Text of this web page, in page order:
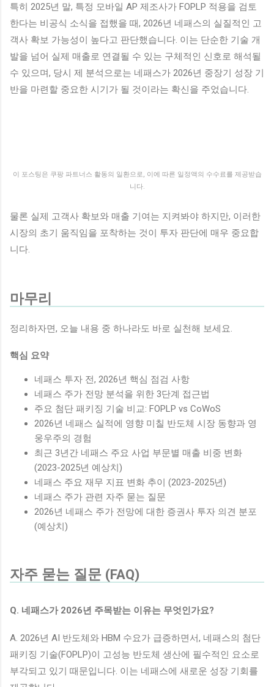
특히 2025년 말, 특정 모바일 AP 제조사가 FOPLP 적용을 검토
한다는 비공식 소식을 접했을 때, 2026년 네패스의 실질적인 고
객사 확보 가능성이 높다고 판단했습니다. 이는 단순한 기술 개
발을 넘어 실제 매출로 연결될 수 있는 구체적인 신호로 해석될
수 있으며, 당시 제 분석으로는 네패스가 2026년 중장기 성장 기
반을 마련할 중요한 시기가 될 것이라는 확신을 주었습니다.
이 포스팅은 쿠팡 파트너스 활동의 일환으로, 이에 따른 일정액의 수수료를 제공받습
니다.
물론 실제 고객사 확보와 매출 기여는 지켜봐야 하지만, 이러한
시장의 초기 움직임을 포착하는 것이 투자 판단에 매우 중요합
니다.
마무리
정리하자면, 오늘 내용 중 하나라도 바로 실천해 보세요.
핵심 요약
네패스 투자 전, 2026년 핵심 점검 사항
네패스 주가 전망 분석을 위한 3단계 접근법
주요 첨단 패키징 기술 비교: FOPLP vs CoWoS
2026년 네패스 실적에 영향 미칠 반도체 시장 동향과 영
웅우주의 경험
최근 3년간 네패스 주요 사업 부문별 매출 비중 변화
(2023-2025년 예상치)
네패스 주요 재무 지표 변화 추이 (2023-2025년)
네패스 주가 관련 자주 묻는 질문
2026년 네패스 주가 전망에 대한 증권사 투자 의견 분포
(예상치)
자주 묻는 질문 (FAQ)
Q. 네패스가 2026년 주목받는 이유는 무엇인가요?
A. 2026년 AI 반도체와 HBM 수요가 급증하면서, 네패스의 첨단
패키징 기술(FOPLP)이 고성능 반도체 생산에 필수적인 요소로
부각되고 있기 때문입니다. 이는 네패스에 새로운 성장 기회를